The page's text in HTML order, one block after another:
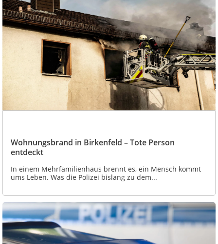
Wohnungsbrand in Birkenfeld – Tote Person
entdeckt
In einem Mehrfamilienhaus brennt es, ein Mensch kommt
ums Leben. Was die Polizei bislang zu dem...